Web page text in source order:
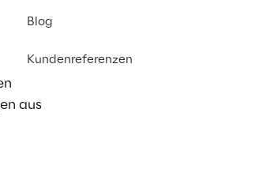
Blog
Kundenreferenzen
aus